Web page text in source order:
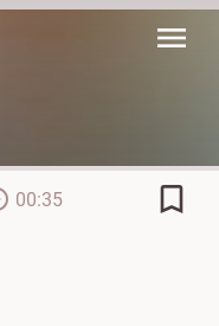
menu
00:35 bookmark_border